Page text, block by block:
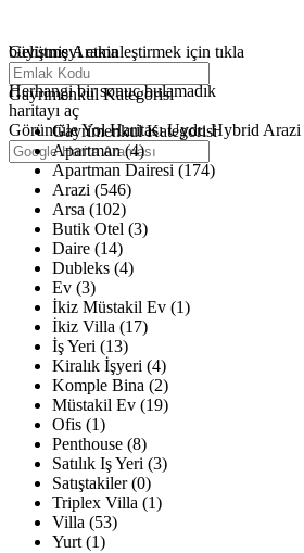
büyütmeyi etkinleştirmek için tıkla
Haritalar yükleniyor
Herhangi bir sonuç bulamadık
haritayı aç
GörüntüleYol Haritası Uydu Hybrid Arazi
Gelişmiş Arama
Gayrimenkul Kategorisi
Gayrimenkul Kategorisi
Apartman (4)
Apartman Dairesi (174)
Arazi (546)
Arsa (102)
Butik Otel (3)
Daire (14)
Dubleks (4)
Ev (3)
İkiz Müstakil Ev (1)
İkiz Villa (17)
İş Yeri (13)
Kiralık İşyeri (4)
Komple Bina (2)
Müstakil Ev (19)
Ofis (1)
Penthouse (8)
Satılık Iş Yeri (3)
Satıştakiler (0)
Triplex Villa (1)
Villa (53)
Yurt (1)